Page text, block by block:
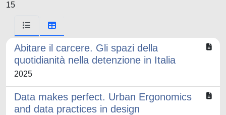
15
Abitare il carcere. Gli spazi della
quotidianità nella detenzione in Italia
2025
Data makes perfect. Urban Ergonomics
and data practices in design